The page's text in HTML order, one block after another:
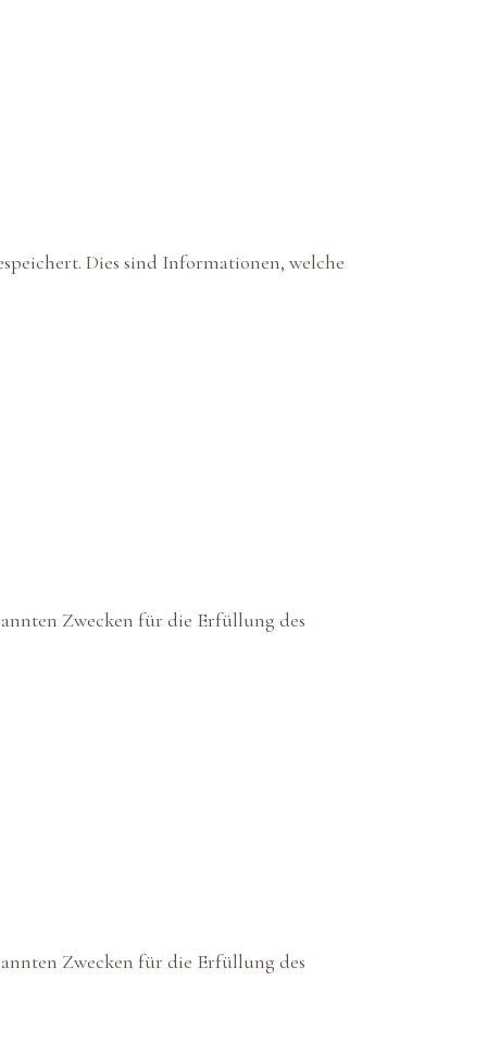
Dies sind Informationen, welche
Zwecken für die Erfüllung des
Zwecken für die Erfüllung des